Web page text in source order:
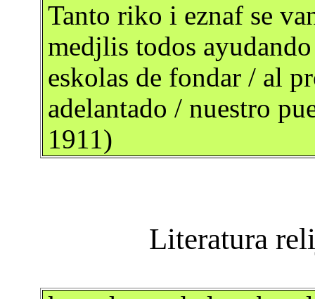
Tanto riko i eznaf se
medjlis todos
eskolas de fondar / al
adelantado / nuestro
1911)